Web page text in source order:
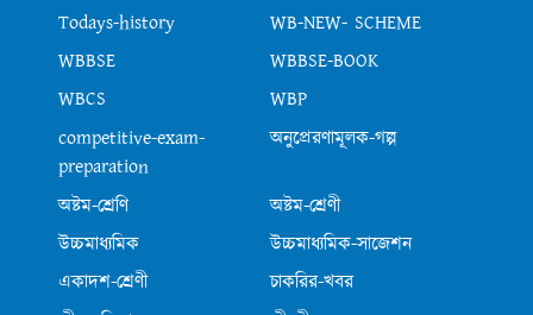
Todays-history
WB-NEW- SCHEME
WBBSE
WBBSE-BOOK
WBCS
WBP
competitive-exam-
preparation
অনুপ্রেরণামূলক-গল্প
অষ্টম-শ্রেণি
অষ্টম-শ্রেণী
উচ্চমাধ্যমিক
উচ্চমাধ্যমিক-সাজেশন
একাদশ-শ্রেণী
চাকরির-খবর